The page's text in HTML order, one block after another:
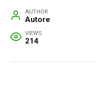
AUTHOR
Autore
VIEWS
214